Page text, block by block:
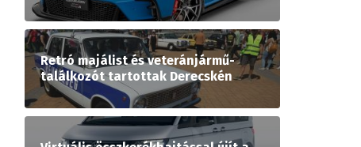
Retró majálist és veteránjármű-
találkozót tartottak Derecskén